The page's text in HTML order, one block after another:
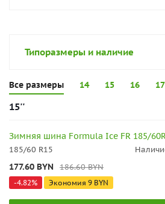
Типоразмеры и наличие
Все размеры 14 15 16 17
15''
Зимняя шина Formula Ice FR 185/
185/60 R15
177.60 BYN 186.60BYN
-4.82% Экономия 9 BYN